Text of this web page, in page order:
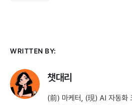
WRITTEN BY:
챗대리
(前) 마케터, (現) AI 자동화